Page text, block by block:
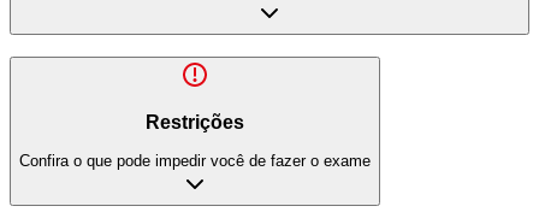
Restrições
Confira o que pode impedir você de fazer o exame